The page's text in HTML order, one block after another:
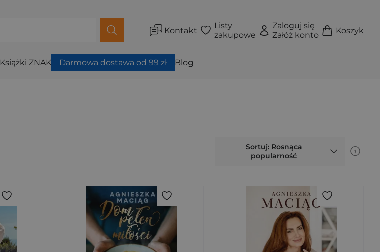
Kontakt
Listy
zakupowe
Zaloguj się
Załóż konto
Koszyk
Książki ZNAK Darmowa dostawa od 99 zł Blog
Sortuj: Rosnąca
popularność